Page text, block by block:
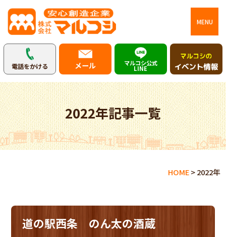
MENU
電話をかける メール マルコシ公式
LINE
2022年記事一覧
HOME>2022年
道の駅西条 のん太の酒蔵